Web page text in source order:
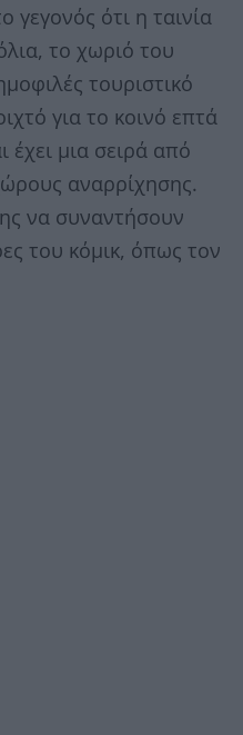
ότι η ταινία
το χωριό του
τουριστικό
για το κοινό επτά
έχει μια σειρά από
αναρρίχησης.
να συναντήσουν
του κόμικ, όπως τον